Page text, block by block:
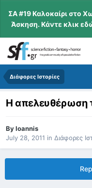
ΣΑ #19 Καλοκαίρι στο
Άσκηση. Κάντε κλικ
Διάφορες Ιστορίες
Η απελευθέρωση
ByIoannis
July 28, 2011 in Διάφορες